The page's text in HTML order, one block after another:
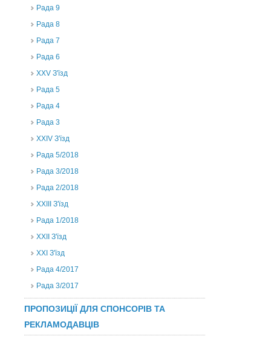
Рада 9
Рада 8
Рада 7
Рада 6
XXV З'їзд
Рада 5
Рада 4
Рада 3
ХХIV З'їзд
Рада 5/2018
Рада 3/2018
Рада 2/2018
XXIII З'їзд
Рада 1/2018
ХХІІ З'їзд
XXI З'їзд
Рада 4/2017
Рада 3/2017
ПРОПОЗИЦІЇ ДЛЯ СПОНСОРІВ ТА
РЕКЛАМОДАВЦІВ